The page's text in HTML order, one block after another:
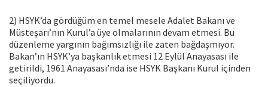
2) HSYK’da gördüğüm en temel mesele Adalet Bakanı ve
Müsteşarı’nın Kurul’a üye olmalarının devam etmesi. Bu
düzenleme yargının bağımsızlığı ile zaten bağdaşmıyor.
Bakan’ın HSYK’ya başkanlık etmesi 12 Eylül Anayasası ile
getirildi, 1961 Anayasası’nda ise HSYK Başkanı Kurul içinden
seçiliyordu.